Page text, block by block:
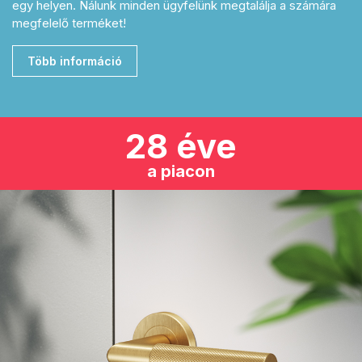
egy helyen. Nálunk minden ügyfelünk megtalálja a számára
megfelelő terméket!
Több információ
28 éve
a piacon